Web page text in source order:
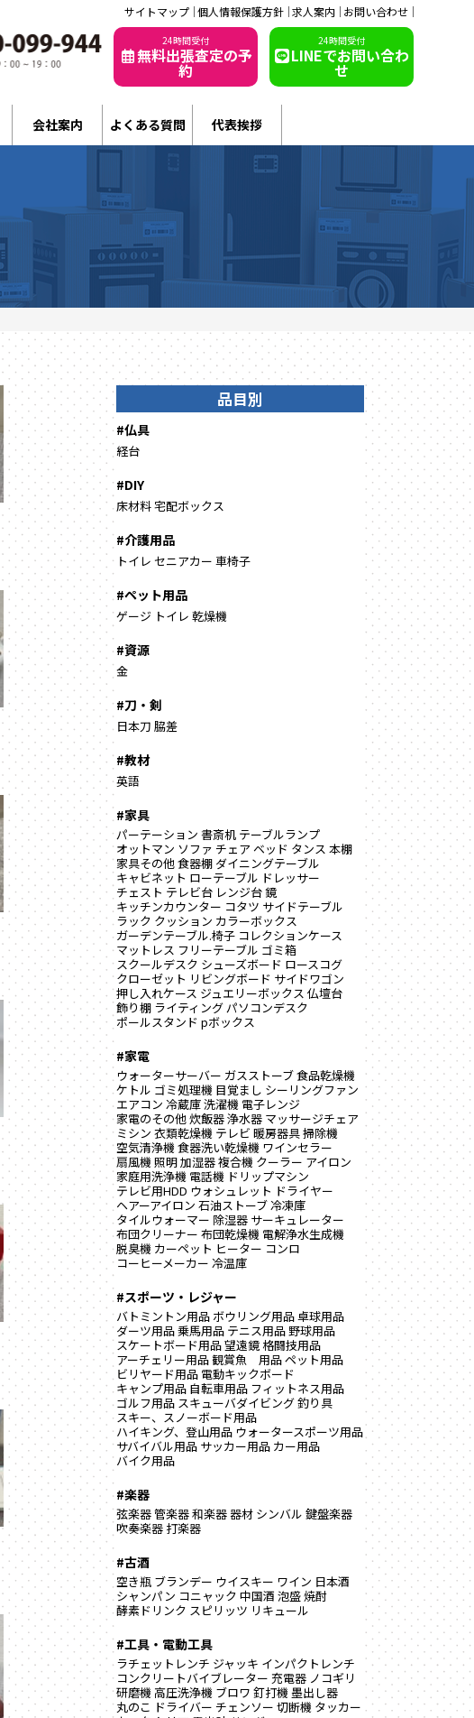
サイトマップ 個人情報保護方針 求人案内 お問い合わせ
24時間受付
無料出張査定の予
約
24時間受付
LINEでお問い合わ
せ
会社案内 よくある質問 代表挨拶
品目別
#仏具
経台
#DIY
床材料宅配ボックス
#介護用品
トイレ セニアカー 車椅子
#ペット用品
ゲージ トイレ 乾燥機
#資源
金
#刀・剣
日本刀 脇差
#教材
英語
#家具
パーテーション 書斎机 テーブルランプ
オットマン ソファ チェア ベッド タンス 本棚
家具その他食器棚 ダイニングテーブル
キャビネット ローテーブル ドレッサー
チェスト テレビ台 レンジ台鏡
キッチンカウンター コタツ サイドテーブル
ラック クッション カラーボックス
ガーデンテーブル.椅子 コレクションケース
マットレス フリーテーブル ゴミ箱
スクールデスク シューズボード ロースコグ
クローゼット リビングボード サイドワゴン
押し入れケース ジュエリーボックス 仏壇台
飾り棚 ライティングパソコンデスク
ポールスタンド pボックス
#家電
ウォーターサーバー ガスストーブ食品乾燥機
ケトル ゴミ処理機 目覚まし シーリングファン
エアコン 冷蔵庫洗濯機 電子レンジ
家電のその他炊飯器浄水器 マッサージチェア
ミシン 衣類乾燥機 テレビ 暖房器具掃除機
空気清浄機食器洗い乾燥機 ワインセラー
扇風機照明加湿器複合機 クーラー アイロン
家庭用洗浄機 電話機 ドリップマシン
テレビ用HDD ウォシュレット ドライヤー
ヘアーアイロン 石油ストーブ冷凍庫
タイルウォーマー 除湿器 サーキュレーター
布団クリーナー 布団乾燥機 電解浄水生成機
脱臭機 カーペット ヒーター コンロ
コーヒーメーカー 冷温庫
#スポーツ・レジャー
バトミントン用品 ボウリング用品卓球用品
ダーツ用品乗馬用品 テニス用品野球用品
スケートボード用品望遠鏡 格闘技用品
アーチェリー用品 観賞魚 用品ペット用品
ビリヤード用品 電動キックボード
キャンプ用品 自転車用品 フィットネス用品
ゴルフ用品 スキューバダイビング釣り具
スキー、スノーボード用品
ハイキング、登山用品 ウォータースポーツ用品
サバイバル用品 サッカー用品 カー用品
バイク用品
#楽器
弦楽器管楽器和楽器 器材 シンバル 鍵盤楽器
吹奏楽器 打楽器
#古酒
空き瓶 ブランデー ウイスキー ワイン 日本酒
シャンパン コニャック 中国酒 泡盛焼酎
酵素ドリンク スピリッツ リキュール
#工具・電動工具
ラチェットレンチ ジャッキ インパクトレンチ
コンクリートバイブレーター 充電器 ノコギリ
研磨機 高圧洗浄機 ブロワ 釘打機墨出し器
丸のこ ドライバー チェンソー 切断機 タッカー